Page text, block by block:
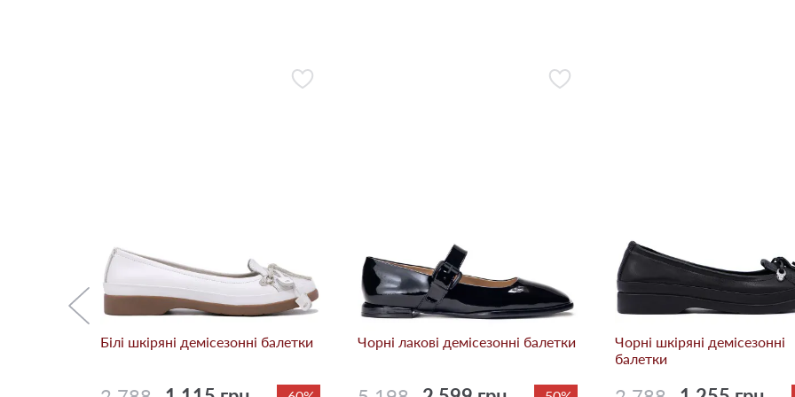
Білі шкіряні демісезонні балетки Чорні лакові демісезонні балетки
Чорні шкіряні демісезонні
балетки